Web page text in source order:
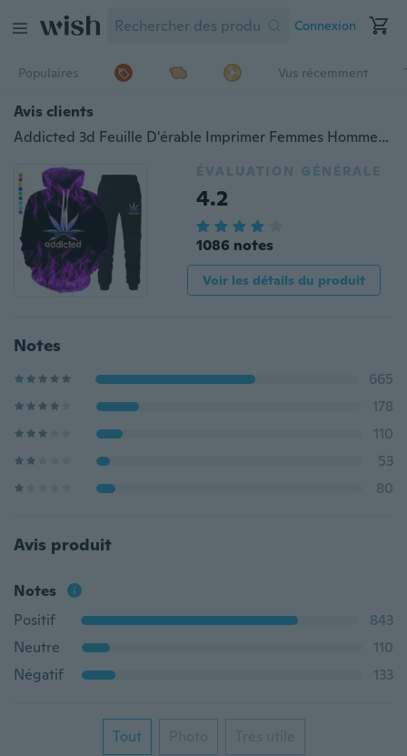
Connexion
Populaires Vus récemment
Avis clients
Addicted 3d Feuille D'érable Imprimer Femmes Hommes 3D Flamme Impression Survêtement À Capuche/Sweats + Joggers Pantalon Costume
ÉVALUATION GÉNÉRALE
4.2
1086 notes
Voir les détails du produit
Notes
665
178
110
53
80
Avis produit
Notes
Positif
843
Neutre
110
Négatif
133
Tout Photo Très utile